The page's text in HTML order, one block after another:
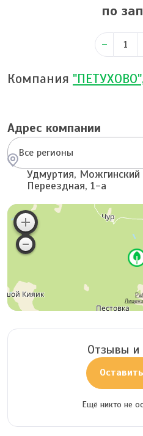
по
Компания
Адрес компании
Все регионы
Удмуртия,
Переездная, 1-а
Отзывы и
Ещё никто не